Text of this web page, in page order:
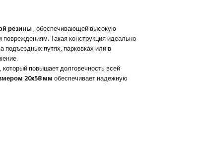
резины, обеспечивающей высокую
Такая конструкция идеально
подъездных путях, парковках или в
, который повышает долговечность всей
20x58 мм обеспечивает надежную